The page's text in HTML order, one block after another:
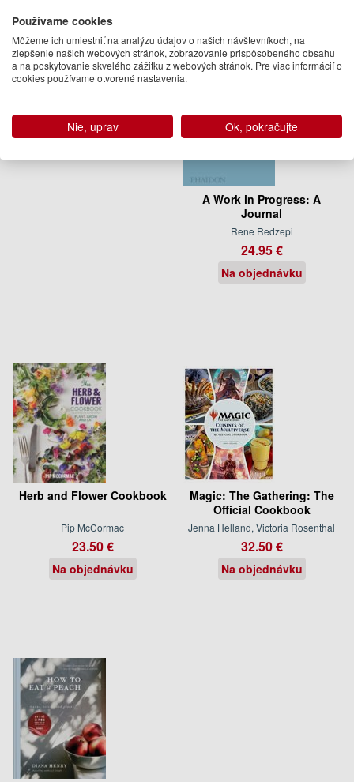
A Work in Progress: A
Journal
Rene Redzepi
24.95 €
Na objednávku
Herb and Flower Cookbook
Pip McCormac
23.50 €
Na objednávku
Magic: The Gathering: The
Official Cookbook
Jenna Helland, Victoria Rosenthal
32.50 €
Na objednávku
Používame cookies
Môžeme ich umiestniť na analýzu údajov o našich návštevníkoch, na
zlepšenie našich webových stránok, zobrazovanie prispôsobeného obsahu
a na poskytovanie skvelého zážitku z webových stránok. Pre viac informácií o
cookies používame otvorené nastavenia.
Nie, uprav Ok, pokračujte